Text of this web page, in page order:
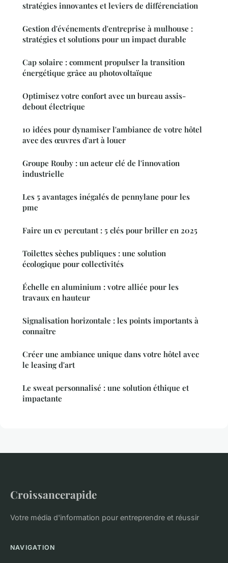
stratégies innovantes et leviers de différenciation
Gestion d'événements d'entreprise à mulhouse :
stratégies et solutions pour un impact durable
Cap solaire : comment propulser la transition
énergétique grâce au photovoltaïque
Optimisez votre confort avec un bureau assis-
debout électrique
10 idées pour dynamiser l'ambiance de votre hôtel
avec des œuvres d'art à louer
Groupe Rouby : un acteur clé de l'innovation
industrielle
Les 5 avantages inégalés de pennylane pour les
pme
Faire un cv percutant : 5 clés pour briller en 2025
Toilettes sèches publiques : une solution
écologique pour collectivités
Échelle en aluminium : votre alliée pour les
travaux en hauteur
Signalisation horizontale : les points importants à
connaître
Créer une ambiance unique dans votre hôtel avec
le leasing d'art
Le sweat personnalisé : une solution éthique et
impactante
Croissancerapide
Votre média d'information pour entreprendre et réussir
NAVIGATION